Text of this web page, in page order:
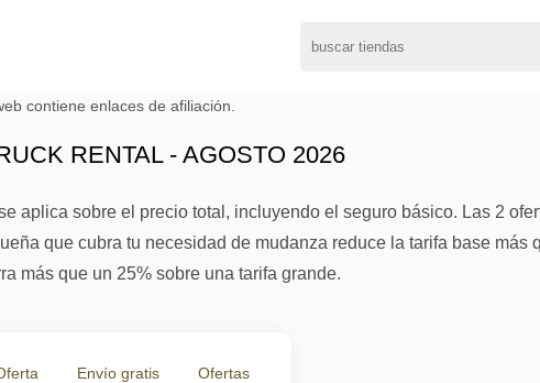
contiene enlaces de afiliación.
RENTAL - AGOSTO 2026
aplica sobre el precio total, incluyendo el seguro básico. Las 2
que cubra tu necesidad de mudanza reduce la tarifa base más
más que un 25% sobre una tarifa grande.
Envío gratis Ofertas